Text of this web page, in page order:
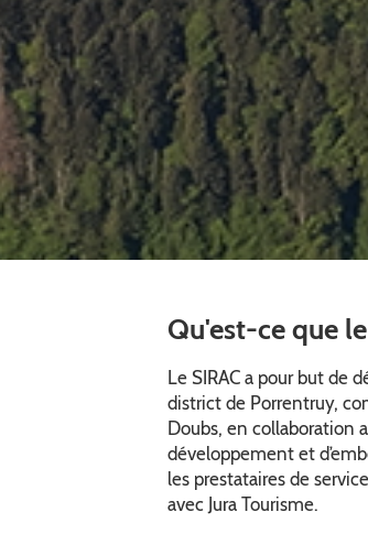
Qu'est-ce que
Le SIRAC a pour but de
district de Porrentruy,
Doubs, en collaboration
développement et
les prestataires de
avec Jura Tourisme.